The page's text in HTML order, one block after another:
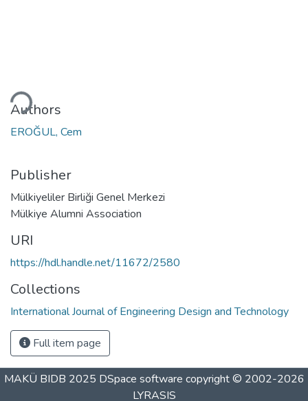
Authors
EROĞUL, Cem
Publisher
Mülkiyeliler Birliği Genel Merkezi
Mülkiye Alumni Association
URI
https://hdl.handle.net/11672/2580
Collections
International Journal of Engineering Design and Technology
Full item page
MAKÜ BIDB 2025 DSpace software copyright © 2002-2026
LYRASIS